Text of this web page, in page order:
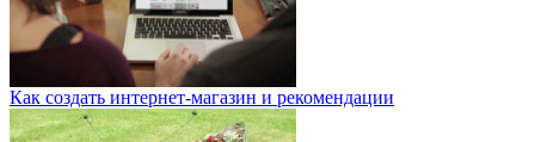
Как создать интернет-магазин и рекомендации